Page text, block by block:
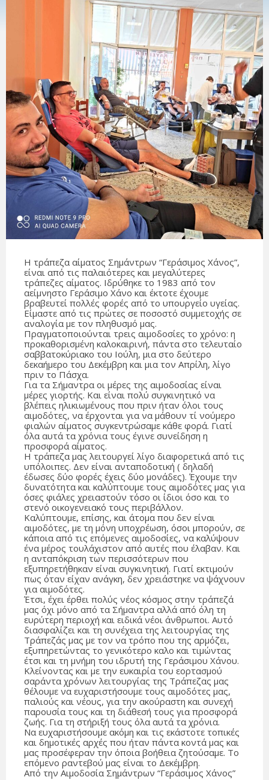
Η τράπεζα αίματος Σημάντρων “Γεράσιμος Χάνος”,
είναι από τις παλαιότερες και μεγαλύτερες
τράπεζες αίματος. Ιδρύθηκε το 1983 από τον
αείμνηστο Γεράσιμο Χάνο και έκτοτε έχουμε
βραβευτεί πολλές φορές από το υπουργείο υγείας.
Είμαστε από τις πρώτες σε ποσοστό συμμετοχής σε
αναλογία με τον πληθυσμό μας.
Πραγματοποιούνται τρεις αιμοδοσίες το χρόνο: η
προκαθορισμένη καλοκαιρινή, πάντα στο τελευταίο
σαββατοκύριακο του Ιούλη, μια στο δεύτερο
δεκαήμερο του Δεκέμβρη και μια τον Απρίλη, λίγο
πριν το Πάσχα.
Για τα Σήμαντρα οι μέρες της αιμοδοσίας είναι
μέρες γιορτής. Και είναι πολύ συγκινητικό να
βλέπεις ηλικιωμένους που πριν ήταν όλοι τους
αιμοδότες, να έρχονται για να μάθουν τί νούμερο
φιαλών αίματος συγκεντρώσαμε κάθε φορά. Γιατί
όλα αυτά τα χρόνια τους έγινε συνείδηση η
προσφορά αίματος.
Η τράπεζα μας λειτουργεί λίγο διαφορετικά από τις
υπόλοιπες. Δεν είναι ανταποδοτική ( δηλαδή
έδωσες δύο φορές έχεις δύο μονάδες). Έχουμε την
δυνατότητα και καλύπτουμε τους αιμοδότες μας για
όσες φιάλες χρειαστούν τόσο οι ίδιοι όσο και το
στενό οικογενειακό τους περιβάλλον.
Καλύπτουμε, επίσης, και άτομα που δεν είναι
αιμοδότες, με τη μόνη υποχρέωση, όσοι μπορούν, σε
κάποια από τις επόμενες αιμοδοσίες, να καλύψουν
ένα μέρος τουλάχιστον από αυτές που έλαβαν. Και
η ανταπόκριση των περισσότερων που
εξυπηρετήθηκαν είναι συγκινητική. Γιατί εκτιμούν
πως όταν είχαν ανάγκη, δεν χρειάστηκε να ψάχνουν
για αιμοδότες.
Έτσι, έχει έρθει πολύς νέος κόσμος στην τράπεζά
μας όχι μόνο από τα Σήμαντρα αλλά από όλη τη
ευρύτερη περιοχή και ειδικά νέοι άνθρωποι. Αυτό
διασφαλίζει και τη συνέχεια της λειτουργίας της
Τράπεζάς μας με τον να τρόπο που της αρμόζει,
εξυπηρετώντας το γενικότερο καλο και τιμώντας
έτσι και τη μνήμη του ιδρυτή της Γεράσιμου Χάνου.
Κλείνοντας και με την ευκαιρία του εορτασμού
σαράντα χρόνων λειτουργίας της Τράπεζας μας
θέλουμε να ευχαριστήσουμε τους αιμοδότες μας,
παλιούς και νέους, για την ακούραστη και συνεχή
παρουσία τους και τη διάθεσή τους για προσφορά
ζωής. Για τη στήριξή τους όλα αυτά τα χρόνια.
Να ευχαριστήσουμε ακόμη και τις εκάστοτε τοπικές
και δημοτικές αρχές που ήταν πάντα κοντά μας και
μας προσέφεραν την όποια βοήθεια ζητούσαμε. Το
επόμενο ραντεβού μας είναι το Δεκέμβρη.
Από την Αιμοδοσία Σημάντρων “Γεράσιμος Χάνος”